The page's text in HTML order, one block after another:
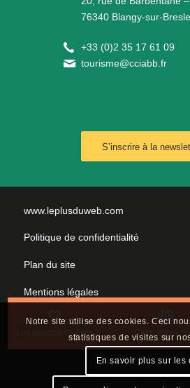
Les incontournables Carte
76340 Blangy-sur-Bresle
+33 (0)2 35 17 61 09
tourisme@cciabb.fr
S’inscrire à la
www.leplusduweb.com
Politique de confidentialité
Plan du site
Mentions légales
Nous contacter
Notre site utilise des cookies. Ceci
statistiques de visites sur
En savoir plus sur les